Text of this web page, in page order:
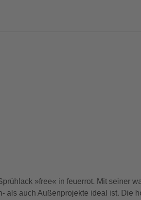
»free« in feuerrot. Mit seiner
als auch Außenprojekte ideal ist. Die